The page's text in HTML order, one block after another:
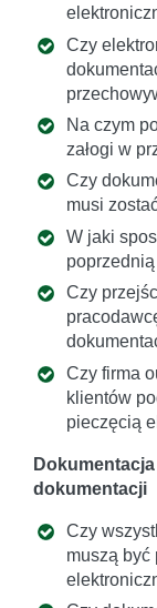
Czy
Na czym
załogi w
Czy
musi
W jaki
Czy
Czy firma
klientów
pieczęcią
dokumentacji
Czy
muszą być